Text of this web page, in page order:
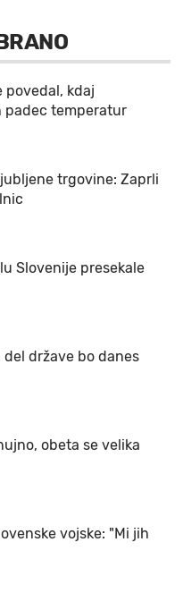
povedal, kdaj
padec temperatur
trgovine: Zaprli
Slovenije presekale
del države bo danes
obeta se velika
vojske: "Mi jih